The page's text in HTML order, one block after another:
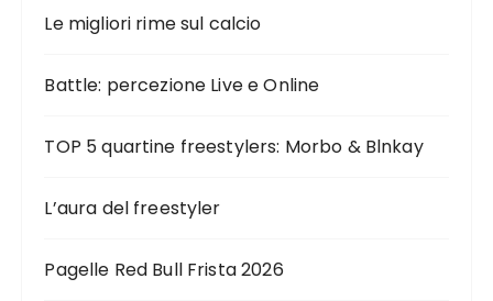
Le migliori rime sul calcio
Battle: percezione Live e Online
TOP 5 quartine freestylers: Morbo & Blnkay
L’aura del freestyler
Pagelle Red Bull Frista 2026